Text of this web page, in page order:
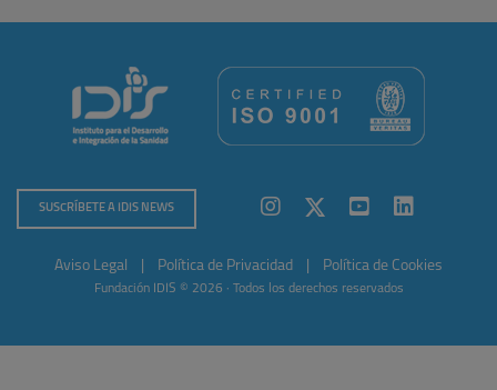
SUSCRÍBETE A IDIS NEWS
Aviso Legal Política de Privacidad Política de Cookies
Fundación IDIS © 2026 · Todos los derechos reservados